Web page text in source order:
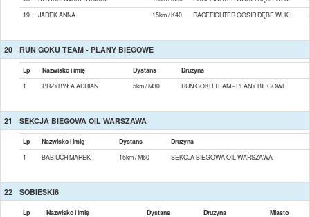
19
JAREK ANNA 15km / K40 RACEFIGHTER GOSIR DĘBE WLK.
20 RUN GOKU TEAM - PLANY BIEGOWE
Lp Nazwisko i imię Dystans
Druzyna
1
PRZYBYŁA ADRIAN 5km / M30 RUN GOKU TEAM - PLANY BIEGOWE
21 SEKCJA BIEGOWA OIL WARSZAWA
Lp Nazwisko i imię Dystans
Druzyna
1
BABIUCH MAREK 15km / M60 SEKCJA BIEGOWA OIL WARSZAWA
22 SOBIESKI6
Lp Nazwisko i imię Dystans Druzyna
Miasto